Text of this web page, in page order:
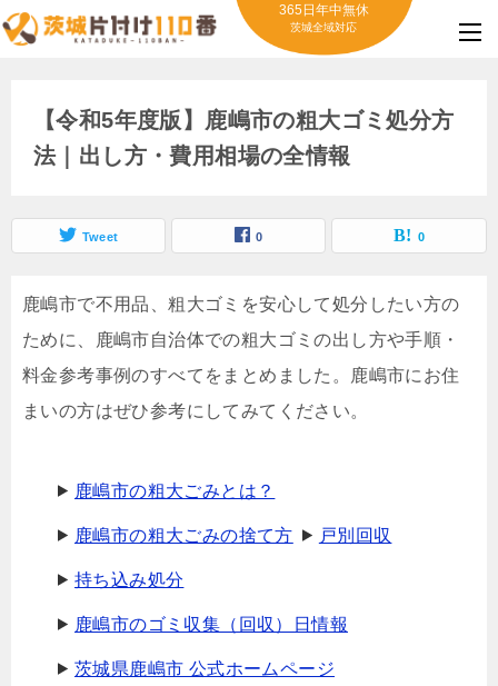
365日年中無休
茨城全域対応
【令和5年度版】鹿嶋市の粗大ゴミ処分方
法｜出し方・費用相場の全情報
Tweet 0 0
鹿嶋市で不用品、粗大ゴミを安心して処分したい方の
ために、鹿嶋市自治体での粗大ゴミの出し方や手順・
料金参考事例のすべてをまとめました。鹿嶋市にお住
まいの方はぜひ参考にしてみてください。
鹿嶋市の粗大ごみとは？
鹿嶋市の粗大ごみの捨て方 戸別回収
持ち込み処分
鹿嶋市のゴミ収集（回収）日情報
茨城県鹿嶋市 公式ホームページ